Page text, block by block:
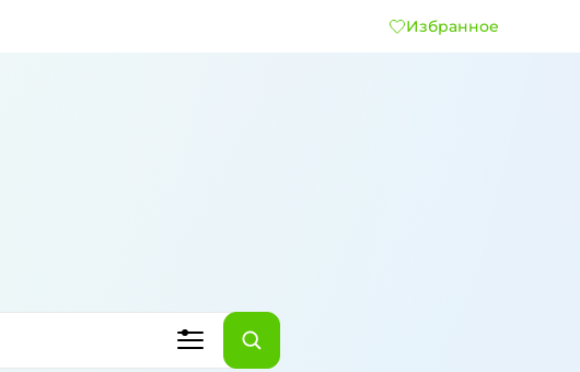
Избранное